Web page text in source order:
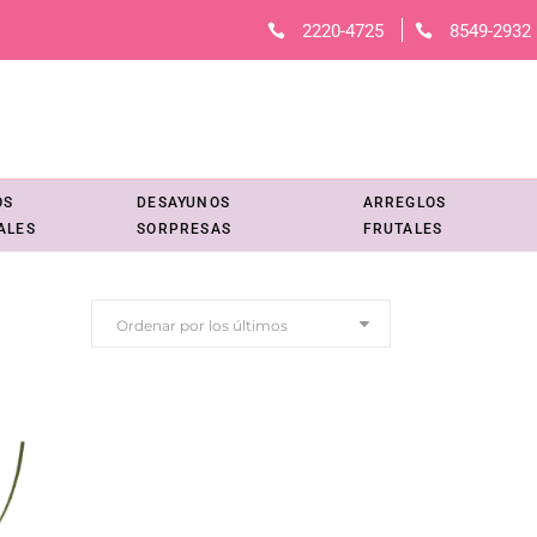
2220-4725 8549-2932
DESAYUNOS
SORPRESAS
ARREGLOS
FRUTALES
Ordenar por los últimos